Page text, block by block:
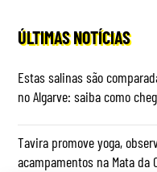
ÚLTIMAS NOTÍCIAS
Estas salinas são
no Algarve: saiba como
Tavira promove yoga,
acampamentos na Mata da